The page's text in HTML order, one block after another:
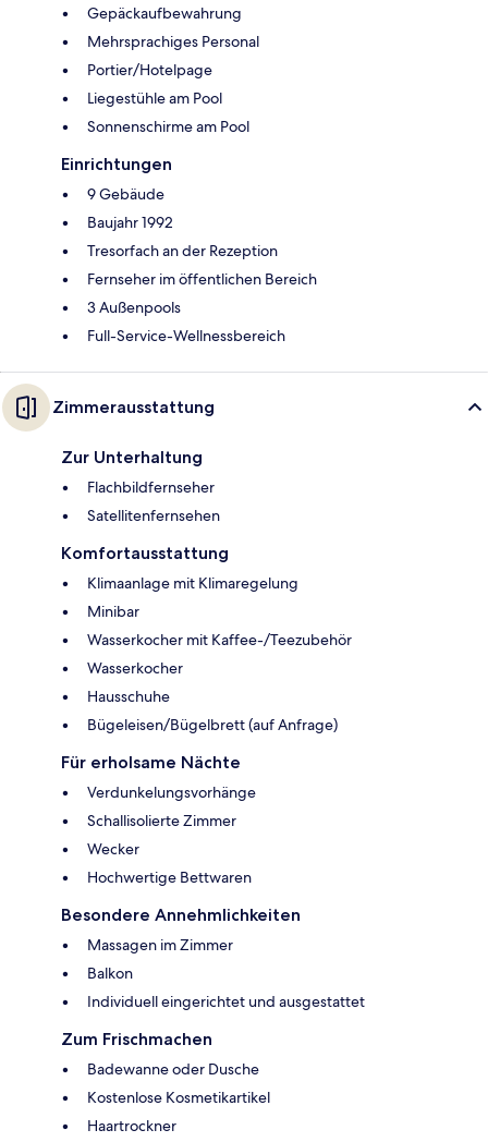
Gepäckaufbewahrung
Mehrsprachiges Personal
Portier/Hotelpage
Liegestühle am Pool
Sonnenschirme am Pool
Einrichtungen
9 Gebäude
Baujahr 1992
Tresorfach an der Rezeption
Fernseher im öffentlichen Bereich
3 Außenpools
Full-Service-Wellnessbereich
Zimmerausstattung
Zur Unterhaltung
Flachbildfernseher
Satellitenfernsehen
Komfortausstattung
Klimaanlage mit Klimaregelung
Minibar
Wasserkocher mit Kaffee-/Teezubehör
Wasserkocher
Hausschuhe
Bügeleisen/Bügelbrett (auf Anfrage)
Für erholsame Nächte
Verdunkelungsvorhänge
Schallisolierte Zimmer
Wecker
Hochwertige Bettwaren
Besondere Annehmlichkeiten
Massagen im Zimmer
Balkon
Individuell eingerichtet und ausgestattet
Zum Frischmachen
Badewanne oder Dusche
Kostenlose Kosmetikartikel
Haartrockner